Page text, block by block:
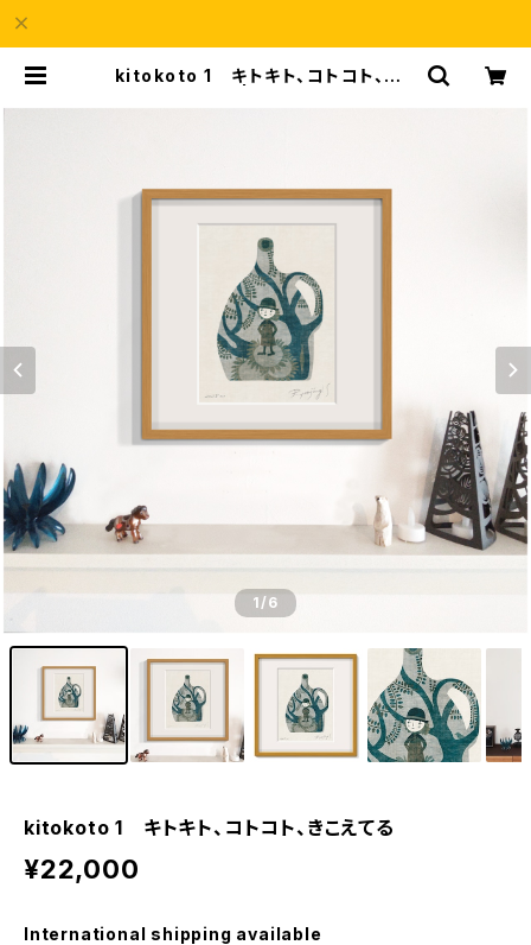
kitokoto 1 キトキト、コトコト、きこ
1/6
kitokoto 1 キトキト、コトコト、きこえてる
¥22,000
International shipping available